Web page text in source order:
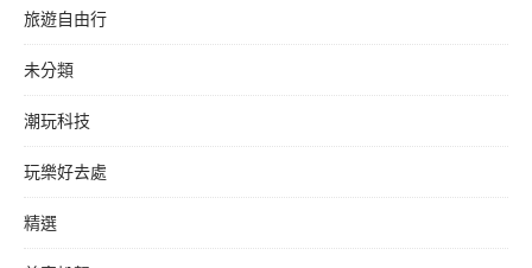
旅遊自由行
未分類
潮玩科技
玩樂好去處
精選